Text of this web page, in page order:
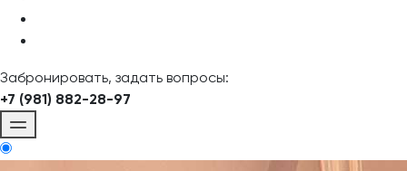
Забронировать, задать вопросы:
+7 (981) 882-28-97